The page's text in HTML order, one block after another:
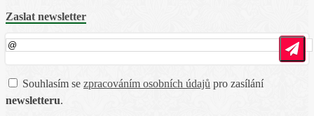
Zaslat newsletter
Souhlasím se zpracováním osobních údajů pro zasílání
newsletteru.